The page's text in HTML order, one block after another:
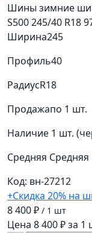
Шины зимние
S500 245/40 R18
Ширина245
Профиль40
РадиусR18
Продажапо 1 шт.
Наличие 1 шт.
Средняя Средняя
Код: вн-27212
+Скидка 20% на
8 400 ₽ / 1 шт
Цена 8 400 ₽ за 1